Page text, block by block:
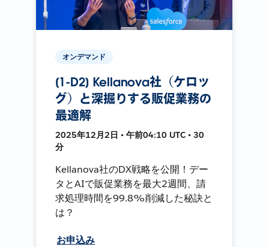
オンデマンド
[1-D2] Kellanova社（ケロッ
グ）と深掘りする販促業務の
最適解
2025年12月2日 • 午前04:10 UTC • 30
分
Kellanova社のDX戦略を公開！デー
タとAIで販促業務を最大2週間、請
求処理時間を99.8%削減した秘訣と
は？
お申込み